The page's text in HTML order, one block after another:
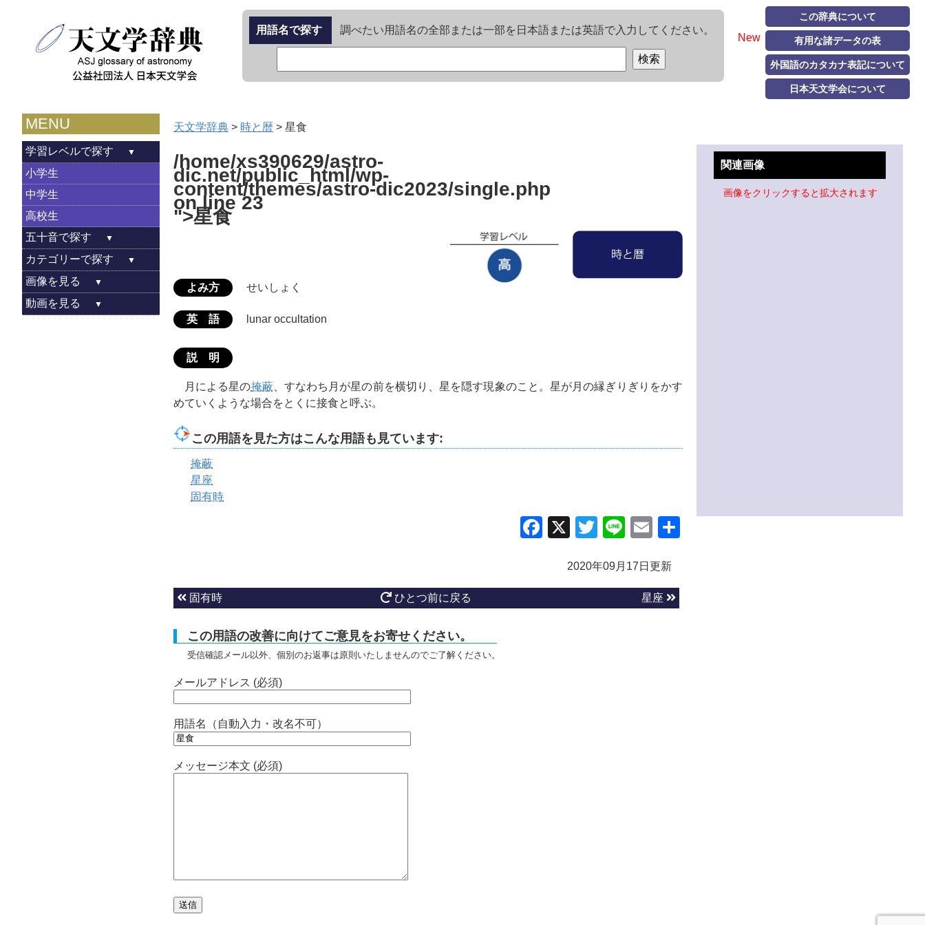
New
この辞典について
有用な諸データの表
外国語のカタカナ表記について
日本天文学会について
用語名で探す 調べたい用語名の全部または一部を日本語または英語で入力してください。
MENU
学習レベルで探す
小学生
中学生
高校生
五十音で探す
カテゴリーで探す
画像を見る
動画を見る
天文学辞典 > 時と暦 > 星食
/home/xs390629/astro-
dic.net/public_html/wp-
content/themes/astro-dic2023/single.php
on line23
">星食
よみ方 せいしょく
英 語 lunar occultation
説 明
月による星の掩蔽、すなわち月が星の前を横切り、星を隠す現象のこと。星が月の縁ぎりぎりをかす
めていくような場合をとくに接食と呼ぶ。
この用語を見た方はこんな用語も見ています:
掩蔽
星座
固有時
Facebook
X TwitterLineEmail
2020年09月17日更新
固有時 ひとつ前に戻る 星座
この用語の改善に向けてご意見をお寄せください。
受信確認メール以外、個別のお返事は原則いたしませんのでご了解ください。
メールアドレス (必須)
用語名（自動入力・改名不可）
メッセージ本文 (必須)
関連画像
画像をクリックすると拡大されます